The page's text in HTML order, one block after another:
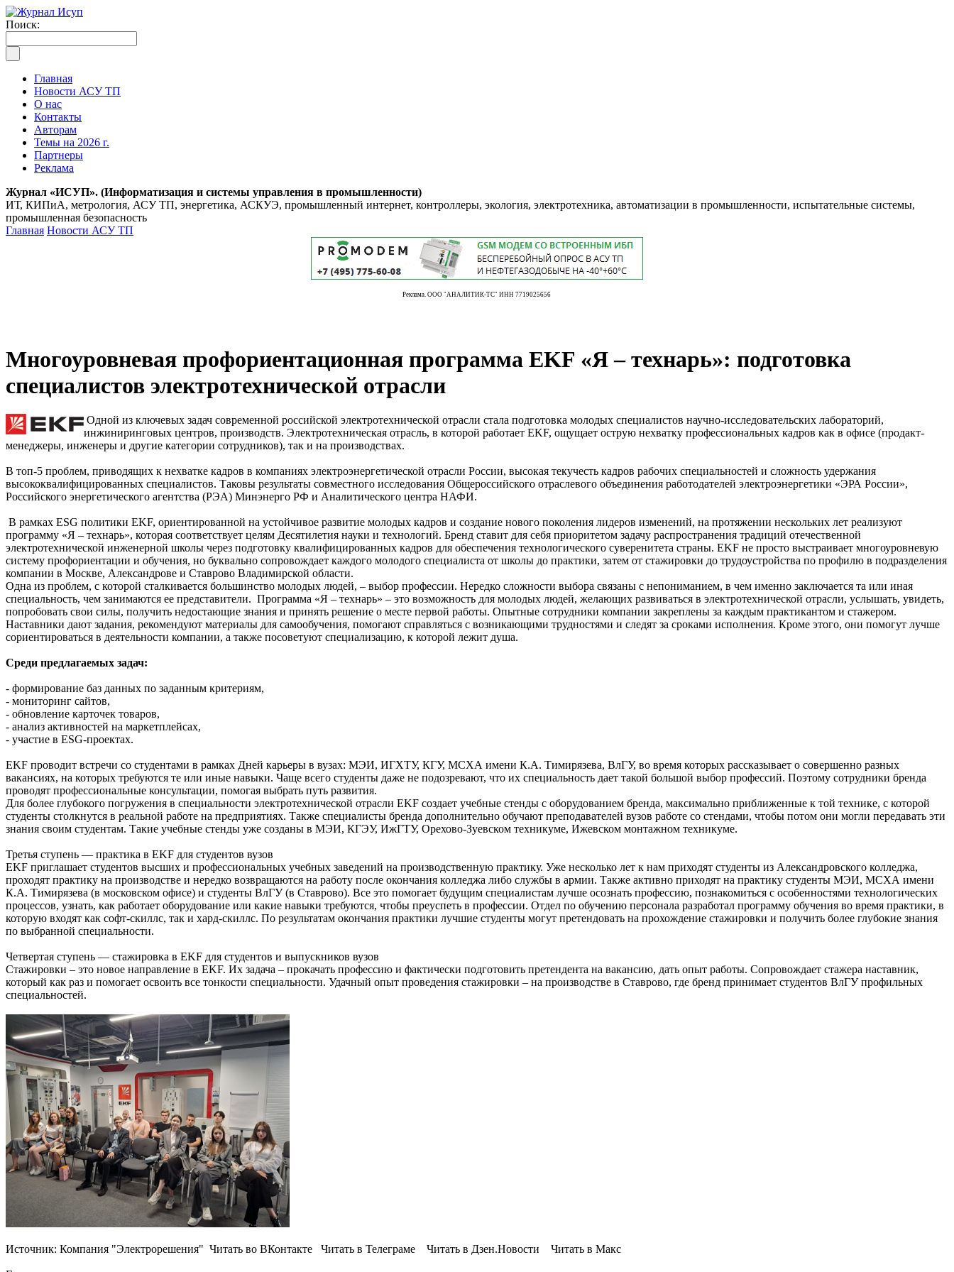
Поиск:
Главная
Новости АСУ ТП
О нас
Контакты
Авторам
Темы на 2026 г.
Партнеры
Реклама
Журнал «ИСУП». (Информатизация и системы управления в промышленности)
ИТ, КИПиА, метрология, АСУ ТП, энергетика, АСКУЭ, промышленный интернет, контроллеры, экология, электротехника, автоматизации в промышленности, испытательные системы,
промышленная безопасность
Главная Новости АСУ ТП
Реклама. ООО "АНАЛИТИК-ТС" ИНН 7719025656
Многоуровневая профориентационная программа EKF «Я – технарь»: подготовка
специалистов электротехнической отрасли
Одной из ключевых задач современной российской электротехнической отрасли стала подготовка молодых специалистов научно-исследовательских лабораторий,
инжиниринговых центров, производств. Электротехническая отрасль, в которой работает EKF, ощущает острую нехватку профессиональных кадров как в офисе (продакт-
менеджеры, инженеры и другие категории сотрудников), так и на производствах.
В топ-5 проблем, приводящих к нехватке кадров в компаниях электроэнергетической отрасли России, высокая текучесть кадров рабочих специальностей и сложность удержания
высококвалифицированных специалистов. Таковы результаты совместного исследования Общероссийского отраслевого объединения работодателей электроэнергетики «ЭРА России»,
Российского энергетического агентства (РЭА) Минэнерго РФ и Аналитического центра НАФИ.
В рамках ESG политики EKF, ориентированной на устойчивое развитие молодых кадров и создание нового поколения лидеров изменений, на протяжении нескольких лет реализуют
программу «Я – технарь», которая соответствует целям Десятилетия науки и технологий. Бренд ставит для себя приоритетом задачу распространения традиций отечественной
электротехнической инженерной школы через подготовку квалифицированных кадров для обеспечения технологического суверенитета страны. EKF не просто выстраивает многоуровневую
систему профориентации и обучения, но буквально сопровождает каждого молодого специалиста от школы до практики, затем от стажировки до трудоустройства по профилю в подразделения
компании в Москве, Александрове и Ставрово Владимирской области.
Одна из проблем, с которой сталкивается большинство молодых людей, – выбор профессии. Нередко сложности выбора связаны с непониманием, в чем именно заключается та или иная
специальность, чем занимаются ее представители. Программа «Я – технарь» – это возможность для молодых людей, желающих развиваться в электротехнической отрасли, услышать, увидеть,
попробовать свои силы, получить недостающие знания и принять решение о месте первой работы. Опытные сотрудники компании закреплены за каждым практикантом и стажером.
Наставники дают задания, рекомендуют материалы для самообучения, помогают справляться с возникающими трудностями и следят за сроками исполнения. Кроме этого, они помогут лучше
сориентироваться в деятельности компании, а также посоветуют специализацию, к которой лежит душа.
Среди предлагаемых задач:
- формирование баз данных по заданным критериям,
- мониторинг сайтов,
- обновление карточек товаров,
- анализ активностей на маркетплейсах,
- участие в ESG-проектах.
EKF проводит встречи со студентами в рамках Дней карьеры в вузах: МЭИ, ИГХТУ, КГУ, МСХА имени К.А. Тимирязева, ВлГУ, во время которых рассказывает о совершенно разных
вакансиях, на которых требуются те или иные навыки. Чаще всего студенты даже не подозревают, что их специальность дает такой большой выбор профессий. Поэтому сотрудники бренда
проводят профессиональные консультации, помогая выбрать путь развития.
Для более глубокого погружения в специальности электротехнической отрасли EKF создает учебные стенды с оборудованием бренда, максимально приближенные к той технике, с которой
студенты столкнутся в реальной работе на предприятиях. Также специалисты бренда дополнительно обучают преподавателей вузов работе со стендами, чтобы потом они могли передавать эти
знания своим студентам. Такие учебные стенды уже созданы в МЭИ, КГЭУ, ИжГТУ, Орехово-Зуевском техникуме, Ижевском монтажном техникуме.
Третья ступень — практика в EKF для студентов вузов
EKF приглашает студентов высших и профессиональных учебных заведений на производственную практику. Уже несколько лет к нам приходят студенты из Александровского колледжа,
проходят практику на производстве и нередко возвращаются на работу после окончания колледжа либо службы в армии. Также активно приходят на практику студенты МЭИ, МСХА имени
К.А. Тимирязева (в московском офисе) и студенты ВлГУ (в Ставрово). Все это помогает будущим специалистам лучше осознать профессию, познакомиться с особенностями технологических
процессов, узнать, как работает оборудование или какие навыки требуются, чтобы преуспеть в профессии. Отдел по обучению персонала разработал программу обучения во время практики, в
которую входят как софт-скиллс, так и хард-скиллс. По результатам окончания практики лучшие студенты могут претендовать на прохождение стажировки и получить более глубокие знания
по выбранной специальности.
Четвертая ступень — стажировка в EKF для студентов и выпускников вузов
Стажировки – это новое направление в EKF. Их задача – прокачать профессию и фактически подготовить претендента на вакансию, дать опыт работы. Сопровождает стажера наставник,
который как раз и помогает освоить все тонкости специальности. Удачный опыт проведения стажировки – на производстве в Ставрово, где бренд принимает студентов ВлГУ профильных
специальностей.
Источник: Компания "Электрорешения" Читать во ВКонтакте Читать в Телеграме Читать в Дзен.Новости Читать в Макс